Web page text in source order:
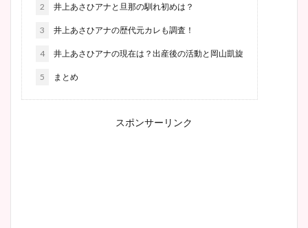
2 井上あさひアナと旦那の馴れ初めは？
3 井上あさひアナの歴代元カレも調査！
4 井上あさひアナの現在は？出産後の活動と岡山凱旋
5 まとめ
スポンサーリンク